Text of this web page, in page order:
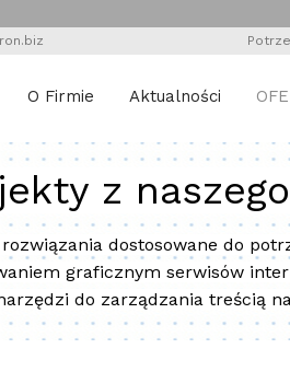
O Firmie Aktualności
z
dostosowane do
graficznym serwisów
do zarządzania treścią